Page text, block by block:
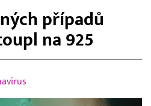
případů
na 925